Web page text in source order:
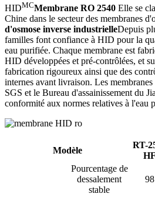
HIDMCMembrane RO 2540 Elle se
Chine dans le secteur des membranes
d'osmose inverse industrielleDepuis
familles font confiance à HID pour la
eau purifiée. Chaque membrane est
HID développées et pré-contrôlées, et
fabrication rigoureux ainsi que des
internes avant livraison. Les
SGS et le Bureau d'assainissement du
conformité aux normes relatives à l'eau
Modèle
RT-
HF
Pourcentage de
dessalement
stable
98